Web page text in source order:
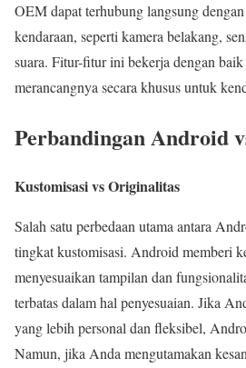
OEM dapat terhubung langsung
kendaraan, seperti kamera belakang,
suara. Fitur-fitur ini bekerja dengan
merancangnya secara khusus untuk
Perbandingan Android
Kustomisasi vs Originalitas
Salah satu perbedaan utama antara
tingkat kustomisasi. Android memberi
menyesuaikan tampilan dan
terbatas dalam hal penyesuaian. Jika
yang lebih personal dan fleksibel,
Namun, jika Anda mengutamakan